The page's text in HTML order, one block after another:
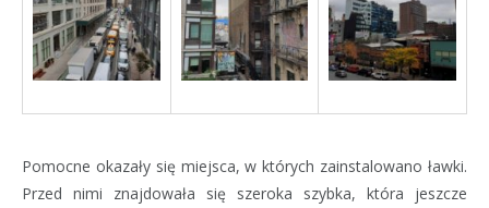
Pomocne okazały się miejsca, w których zainstalowano ławki.
Przed nimi znajdowała się szeroka szybka, która jeszcze